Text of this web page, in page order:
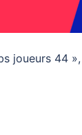
joueurs 44